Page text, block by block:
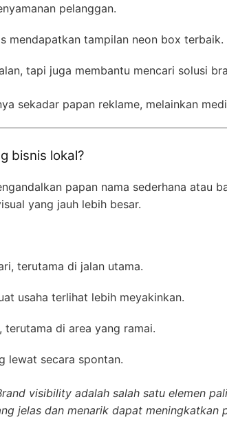
pelanggan.
mendapatkan tampilan neon box terbaik.
tapi juga membantu mencari solusi
sekadar papan reklame, melainkan
bisnis lokal?
papan nama sederhana atau
yang jauh lebih besar.
terutama di jalan utama.
usaha terlihat lebih meyakinkan.
, terutama di area yang ramai.
lewat secara spontan.
visibility adalah salah satu elemen
jelas dan menarik dapat meningkatkan